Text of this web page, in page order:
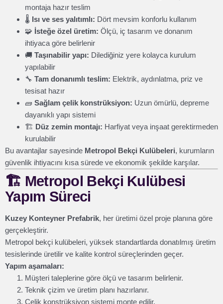
montaja hazır teslim
🌡️ Isı ve ses yalıtımlı: Dört mevsim konforlu kullanım
🧩 İsteğe özel üretim: Ölçü, iç tasarım ve donanım
ihtiyaca göre belirlenir
🚚 Taşınabilir yapı: Dilediğiniz yere kolayca kurulum
yapılabilir
🔧 Tam donanımlı teslim: Elektrik, aydınlatma, priz ve
tesisat hazır
🧱 Sağlam çelik konstrüksiyon: Uzun ömürlü, depreme
dayanıklı yapı sistemi
🏗️ Düz zemin montajı: Harfiyat veya inşaat gerektirmeden
kurulabilir
Bu avantajlar sayesinde Metropol Bekçi Kulübeleri, kurumların
güvenlik ihtiyacını kısa sürede ve ekonomik şekilde karşılar.
🏗️ Metropol Bekçi Kulübesi
Yapım Süreci
Kuzey Konteyner Prefabrik, her üretimi özel proje planına göre
gerçekleştirir.
Metropol bekçi kulübeleri, yüksek standartlarda donatılmış üretim
tesislerinde üretilir ve kalite kontrol süreçlerinden geçer.
Yapım aşamaları:
Müşteri taleplerine göre ölçü ve tasarım belirlenir.
Teknik çizim ve üretim planı hazırlanır.
Çelik konstrüksiyon sistemi monte edilir.